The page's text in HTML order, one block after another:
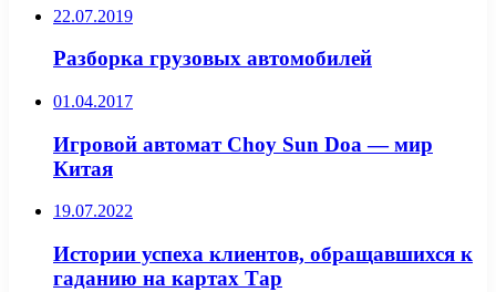
22.07.2019
Разборка грузовых автомобилей
01.04.2017
Игровой автомат Choy Sun Doa — мир
Китая
19.07.2022
Истории успеха клиентов, обращавшихся к
гаданию на картах Тар